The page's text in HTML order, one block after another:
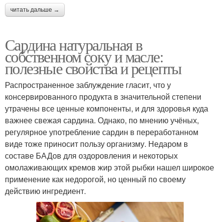
читать дальше →
Сардина натуральная в
собственном соку и масле:
полезные свойства и рецепты
Распространенное заблуждение гласит, что у
консервированного продукта в значительной степени
утрачены все ценные компоненты, и для здоровья куда
важнее свежая сардина. Однако, по мнению учёных,
регулярное употребление сардин в переработанном
виде тоже приносит пользу организму. Недаром в
составе БАДов для оздоровления и некоторых
омолаживающих кремов жир этой рыбки нашел широкое
применение как недорогой, но ценный по своему
действию ингредиент.